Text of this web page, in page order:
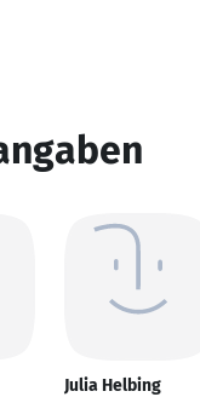
Julia Helbing